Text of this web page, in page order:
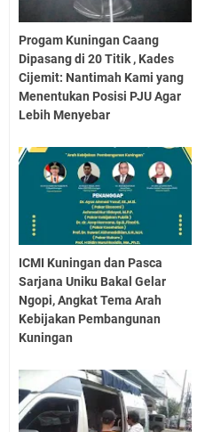
Progam Kuningan Caang
Dipasang di 20 Titik , Kades
Cijemit: Nantimah Kami yang
Menentukan Posisi PJU Agar
Lebih Menyebar
ICMI Kuningan dan Pasca
Sarjana Uniku Bakal Gelar
Ngopi, Angkat Tema Arah
Kebijakan Pembangunan
Kuningan